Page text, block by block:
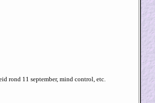
rond 11 september, mind control, etc.